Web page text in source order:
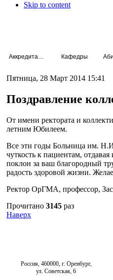
Skip to content
Кафедры
Пятница, 28 Март 2014 15:41
Поздравление
От имени ректората и
летним Юбилеем.
Все эти годы Больница им.
чуткость к пациентам,
поклон за ваш благородный
радость здоровой жизни.
Ректор ОрГМА, профессор,
Прочитано 3145 раз
Наверх
Россия, 460000, г. Оренбург,
ул. Советская, 6